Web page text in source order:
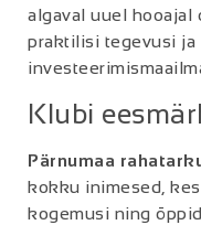
algaval uuel hooajal
praktilisi tegevusi
Klubi
Pärnumaa
kokku inimesed,
kogemusi ning